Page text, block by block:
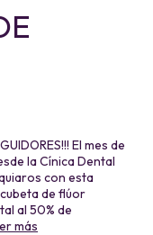
El mes de
la Cínica Dental
con esta
de flúor
al 50% de
más